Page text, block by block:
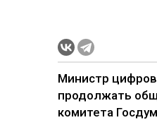
Министр
продолжать
комитета